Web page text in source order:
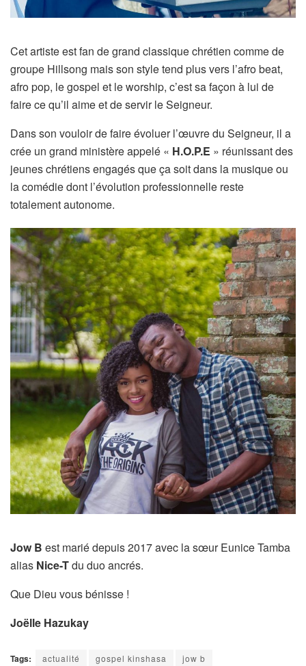
Cet artiste est fan de grand classique chrétien comme de
groupe Hillsong mais son style tend plus vers l’afro beat,
afro pop, le gospel et le worship, c’est sa façon à lui de
faire ce qu’il aime et de servir le Seigneur.
Dans son vouloir de faire évoluer l’œuvre du Seigneur, il a
crée un grand ministère appelé « H.O.P.E » réunissant des
jeunes chrétiens engagés que ça soit dans la musique ou
la comédie dont l’évolution professionnelle reste
totalement autonome.
Jow B est marié depuis 2017 avec la sœur Eunice Tamba
alias Nice-Tdu duo ancrés.
Que Dieu vous bénisse !
Joëlle Hazukay
Tags: actualité gospel kinshasa
jow b